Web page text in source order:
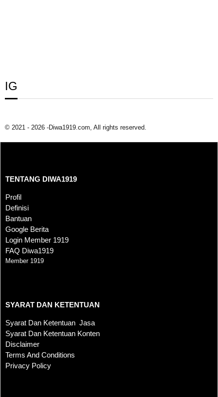
IG
© 2021 - 2026 -Diwa1919.com, All rights reserved.
TENTANG DIWA1919
Profil
Definisi
Bantuan
Google Berita
Login Member 1919
FAQ Diwa1919
Member 1919
SYARAT DAN KETENTUAN
Syarat Dan Ketentuan Jasa
Syarat Dan Ketentuan Konten
Disclaimer
Terms And Conditions
Privacy Policy